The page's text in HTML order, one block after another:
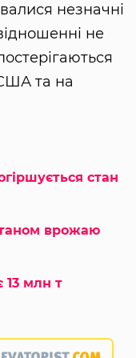
незначні
не
та на
стан
врожаю
13 млн т